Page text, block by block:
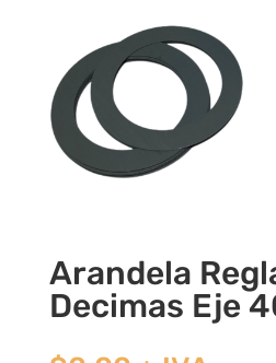
Arandela
Decimas Eje